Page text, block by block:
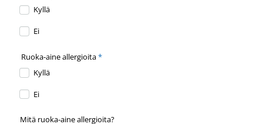
Kyllä
Ei
Ruoka-aine allergioita*
Kyllä
Ei
Mitä ruoka-aine allergioita?